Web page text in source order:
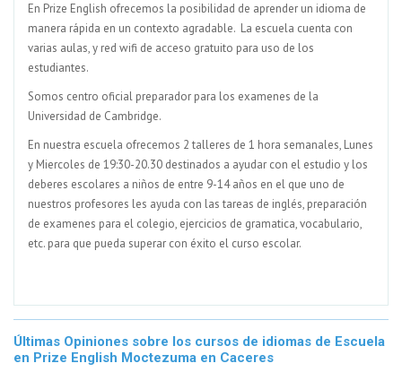
En Prize English ofrecemos la posibilidad de aprender un idioma de
manera rápida en un contexto agradable. La escuela cuenta con
varias aulas, y red wifi de acceso gratuito para uso de los
estudiantes.
Somos centro oficial preparador para los examenes de la
Universidad de Cambridge.
En nuestra escuela ofrecemos 2 talleres de 1 hora semanales, Lunes
y Miercoles de 19:30-20.30 destinados a ayudar con el estudio y los
deberes escolares a niños de entre 9-14 años en el que uno de
nuestros profesores les ayuda con las tareas de inglés, preparación
de examenes para el colegio, ejercicios de gramatica, vocabulario,
etc. para que pueda superar con éxito el curso escolar.
Últimas Opiniones sobre los cursos de idiomas de Escuela
en Prize English Moctezuma en Caceres